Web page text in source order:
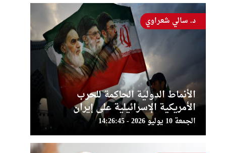
الأنماط الدولية الحاكمة للحرب
الأمريكية الإسرائيلية على إيران
الجمعة 10 يوليو 2026 - 14:26:45
د. سالي شعراوي